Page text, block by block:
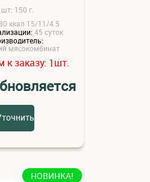
150 г.
ккал 15/11/4.5
45 суток
мясокомбинат
заказу: 1шт.
НОВИНКА!